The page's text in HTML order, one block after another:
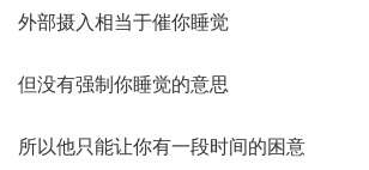
外部摄入相当于催你睡觉
但没有强制你睡觉的意思
所以他只能让你有一段时间的困意